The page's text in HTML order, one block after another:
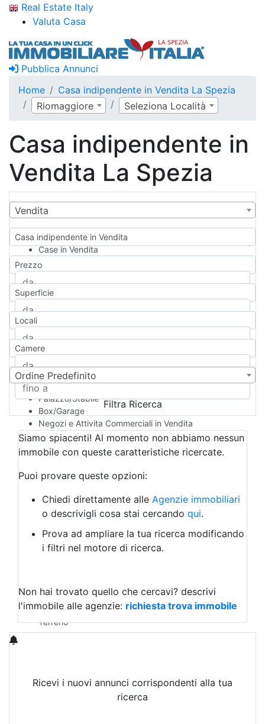
Real Estate Italy
Valuta Casa
Pubblica Annunci
Home
Casa indipendente in Vendita La Spezia
Riomaggiore
Seleziona Località
Casa indipendente in
Vendita La Spezia
Vendita
Casa indipendente in Vendita
Case in Vendita
Qualsiasi
Appartamento
Casa indipendente
Casa Semi-indipendente
Attico/Mansarda
Rustico/Casale
Camera d'Albergo
Multiproprietà
Palazzo/Stabile
Box/Garage
Negozi e Attivita Commerciali in Vendita
Qualsiasi
Attività/Licenza Commerciale
Azienda Agricola
Bar/Ristorante
Albergo
Laboratorio Artigianale
Negozio/locale commerciale
Agriturismo
Magazzini
Qualsiasi
Terreno edificabile
Terreno
Prezzo
Superficie
Locali
Camere
Ordine Predefinito
Filtra Ricerca
Siamo spiacenti! Al momento non abbiamo nessun
immobile con queste caratteristiche ricercate.
Puoi provare queste opzioni:
Chiedi direttamente alle Agenzie immobiliari
o descrivigli cosa stai cercando qui.
Prova ad ampliare la tua ricerca modificando
i filtri nel motore di ricerca.
Non hai trovato quello che cercavi? descrivi
l'immobile alle agenzie: richiesta trova immobile
Ricevi i nuovi annunci corrispondenti alla tua
ricerca